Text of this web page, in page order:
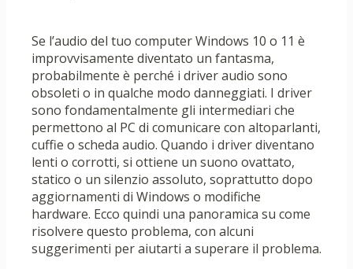
Se l’audio del tuo computer Windows 10 o 11 è
improvvisamente diventato un fantasma,
probabilmente è perché i driver audio sono
obsoleti o in qualche modo danneggiati. I driver
sono fondamentalmente gli intermediari che
permettono al PC di comunicare con altoparlanti,
cuffie o scheda audio. Quando i driver diventano
lenti o corrotti, si ottiene un suono ovattato,
statico o un silenzio assoluto, soprattutto dopo
aggiornamenti di Windows o modifiche
hardware. Ecco quindi una panoramica su come
risolvere questo problema, con alcuni
suggerimenti per aiutarti a superare il problema.